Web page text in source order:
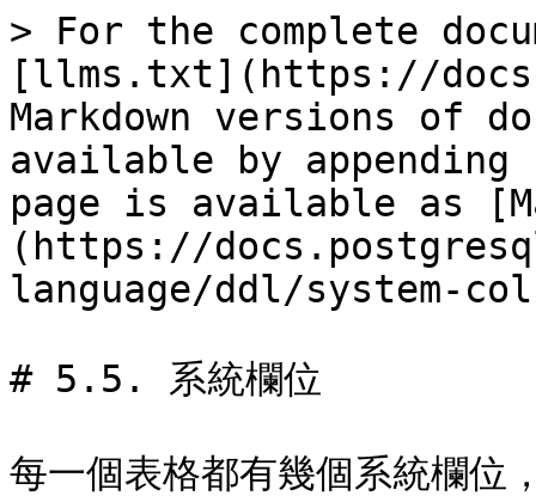
> For the complete
[llms.txt](https://
Markdown versions of
available by
page is available as
(https://
language/ddl/system-
# 5.5. 系統欄位
每一個表格都有幾個系統欄位